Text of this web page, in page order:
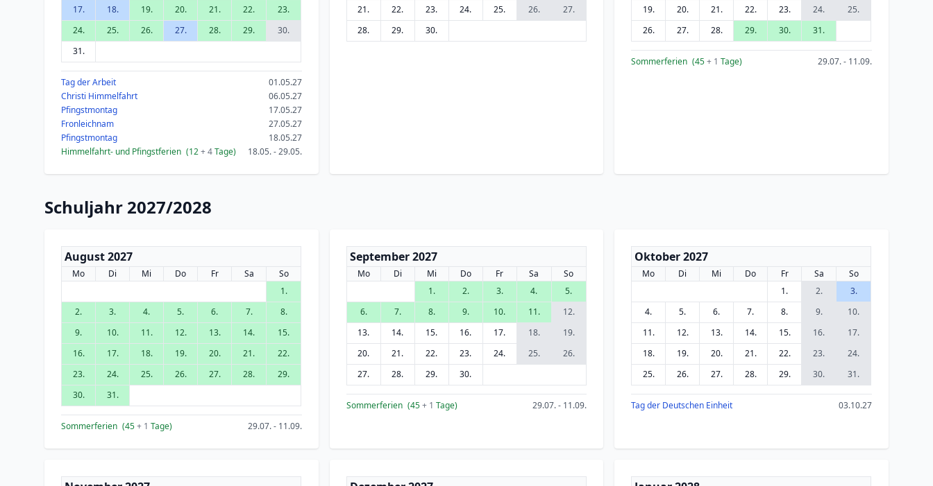
17.
18. 19. 20. 21. 22.
23.
24.
25. 26. 27. 28. 29.
30.
31.
Tag der Arbeit
01.05.27
Christi Himmelfahrt
06.05.27
Pfingstmontag
17.05.27
Fronleichnam
27.05.27
Pfingstmontag
18.05.27
Himmelfahrt- und Pfingstferien (12+ 4Tage) 18.05. - 29.05.
21.
22. 23. 24. 25. 26.
27.
28.
29. 30.
19.
20. 21. 22. 23. 24.
25.
26.
27. 28. 29. 30. 31.
Sommerferien (45+ 1 Tage) 29.07. - 11.09.
Schuljahr 2027/2028
August 2027
Mo Di Mi Do Fr Sa
So
1.
2.
3. 4. 5. 6. 7.
8.
9.
10. 11. 12. 13. 14.
15.
16.
17. 18. 19. 20. 21.
22.
23.
24. 25. 26. 27. 28.
29.
30.
31.
Sommerferien (45+ 1 Tage) 29.07. - 11.09.
September 2027
Mo Di Mi Do Fr Sa
So
1.
2. 3. 4.
5.
6.
7. 8. 9. 10. 11.
12.
13.
14. 15. 16. 17. 18.
19.
20.
21. 22. 23. 24. 25.
26.
27.
28. 29. 30.
Sommerferien (45+ 1 Tage) 29.07. - 11.09.
Oktober 2027
Mo Di Mi Do Fr Sa
So
1.
2.
3.
4.
5. 6. 7. 8. 9.
10.
11.
12. 13. 14. 15. 16.
17.
18.
19. 20. 21. 22. 23.
24.
25.
26. 27. 28. 29. 30. 31.
Tag der Deutschen Einheit 03.10.27